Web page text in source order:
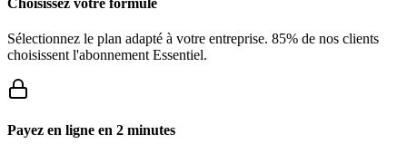
Sélectionnez le plan adapté à votre entreprise. 85% de nos clients
choisissent l'abonnement Essentiel.
Payez en ligne en 2 minutes